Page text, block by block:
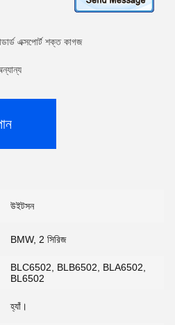
এক্সপোর্ট শক্ত কাগজ
উইটসন
BMW, 2 সিরিজ
BLC6502, BLB6502, BLA6502,
BL6502
হ্যাঁ।